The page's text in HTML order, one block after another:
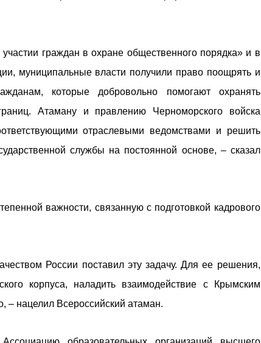
граждан в охране общественного порядка» и в
муниципальные власти получили право поощрять и
которые добровольно помогают охранять
Атаману и правлению Черноморского войска
отраслевыми ведомствами и решить
службы на постоянной основе, – сказал
важности, связанную с подготовкой кадрового
России поставил эту задачу. Для ее решения,
корпуса, наладить взаимодействие с Крымским
нацелил Всероссийский атаман.